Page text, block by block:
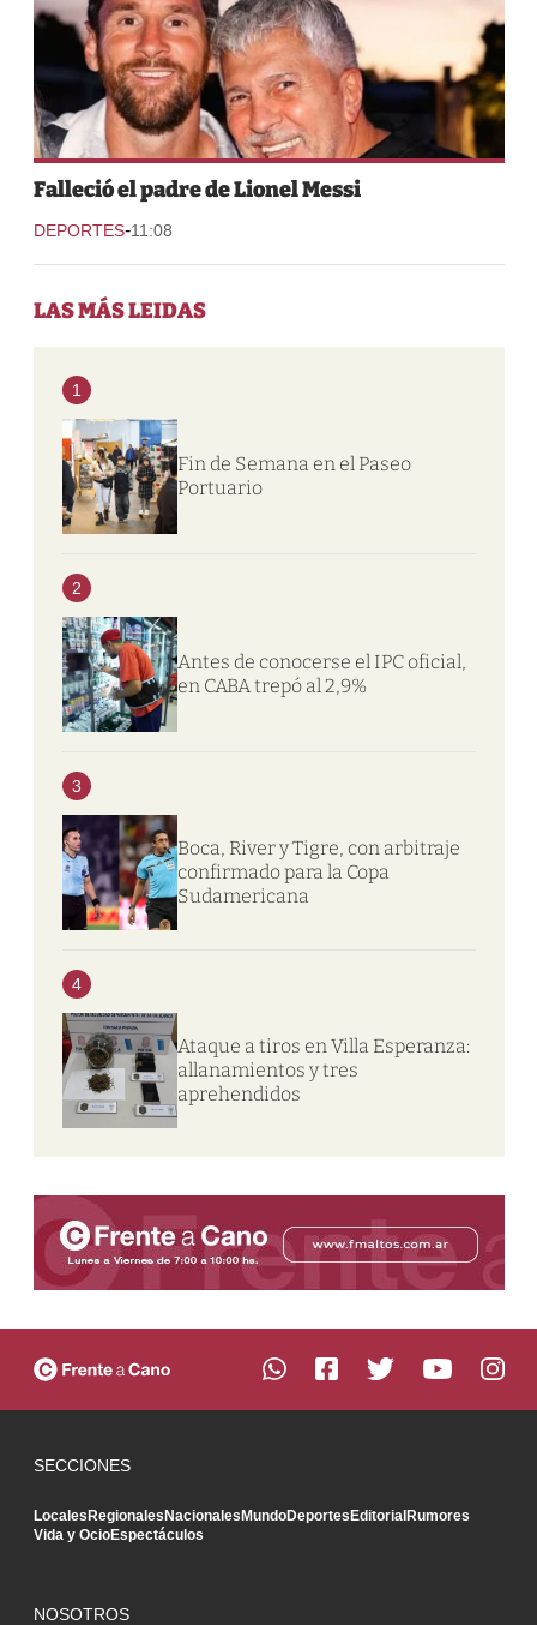
Falleció el padre de Lionel Messi
DEPORTES-11:08
LAS MÁS LEIDAS
1
Fin de Semana en el Paseo
Portuario
2
Antes de conocerse el IPC oficial,
en CABA trepó al 2,9%
3
Boca, River y Tigre, con arbitraje
confirmado para la Copa
Sudamericana
4
Ataque a tiros en Villa Esperanza:
allanamientos y tres
aprehendidos
SECCIONES
LocalesRegionalesNacionalesMundoDeportesEditorialRumores
Vida y OcioEspectáculos
NOSOTROS